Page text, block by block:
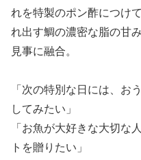
れを特製のポン酢につけ
れ出す鯛の濃密な脂の甘
見事に融合。
「次の特別な日には、お
してみたい」
「お魚が大好きな大切な
トを贈りたい」